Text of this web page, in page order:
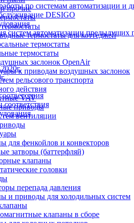
по системам автоматизации и
DESIGO
систем автоматизации
прочие
термостаты для коттеджей
термостаты
термостаты
заслонок OpenAir
к приводам воздушных заслонок
рельсового транспорта
действия
VAV
приводы
вентиляции
для фенкойлов и конвекторов
затворы (баттерфляй)
клапаны
головки
перепада давления
и приводы для холодильных систем
клапаны в сборе